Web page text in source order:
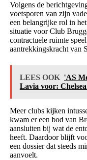
Volgens de
voetsporen van zijn
een belangrijke rol in
situatie voor Club
contractuele ruimte
aantrekkingskracht van
LEES OOK 'AS
Lavia voor:
Meer clubs kijken
kwam er een bod van
aansluiten bij wat de
heeft. Daardoor blijft
een dossier dat steeds
aanvoelt.